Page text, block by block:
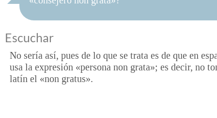
Escuchar
No sería así, pues de lo que se trata es de que en
usa la expresión «persona non grata»; es decir, no
latín el «non gratus».